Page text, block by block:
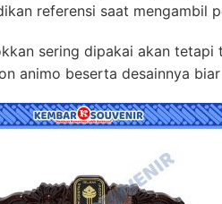
referensi saat mengambil
sering dipakai akan tetapi
animo beserta desainnya